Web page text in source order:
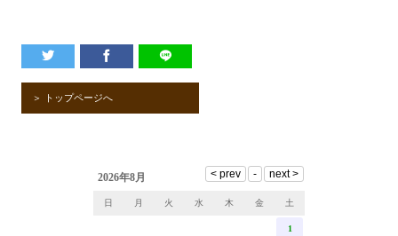
＞ トップページへ
2026年8月
日 月 火 水 木 金 土
1